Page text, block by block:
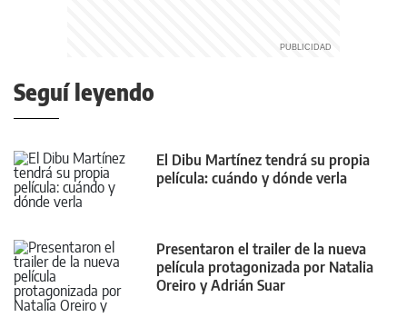
Seguí leyendo
El Dibu Martínez tendrá su propia
película: cuándo y dónde verla
Presentaron el trailer de la nueva
película protagonizada por Natalia
Oreiro y Adrián Suar